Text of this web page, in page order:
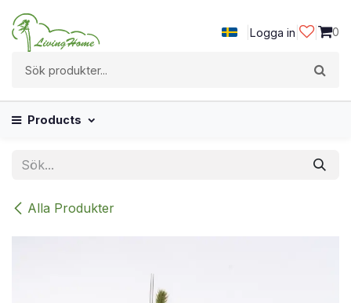
Logga in | 0
Products
Alla Produkter